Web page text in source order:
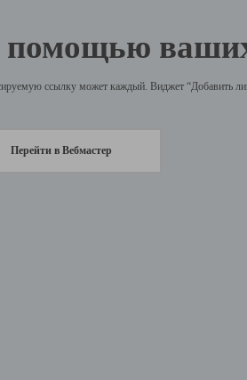
помощью
ссылку может каждый. Виджет “Добавить
Перейти в Вебмастер